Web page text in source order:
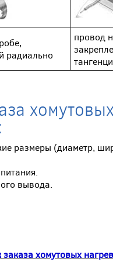
радиально
провод
размеры (диаметр,
вывода.
заказа хомутовых